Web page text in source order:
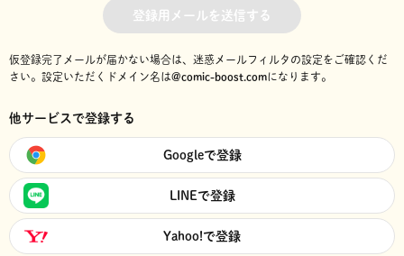
登録用メールを送信する
仮登録完了メールが届かない場合は、迷惑メールフィルタの設定をご確認くだ
さい。 設定いただくドメイン名は@comic-boost.comになります。
他サービスで登録する
Googleで登録
LINEで登録
Yahoo!で登録